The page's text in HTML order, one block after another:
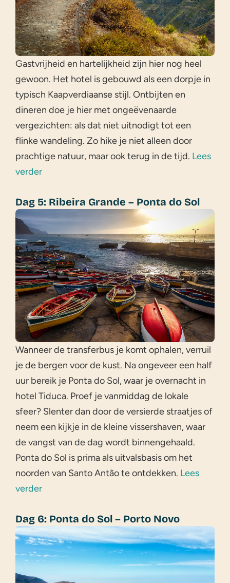
Gastvrijheid en hartelijkheid zijn hier nog heel
gewoon. Het hotel is gebouwd als een dorpje in
typisch Kaapverdiaanse stijl. Ontbijten en
dineren doe je hier met ongeëvenaarde
vergezichten: als dat niet uitnodigt tot een
flinke wandeling. Zo hike je niet alleen door
prachtige natuur, maar ook terug in de tijd. Lees
verder
Dag 5: Ribeira Grande – Ponta do Sol
Wanneer de transferbus je komt ophalen, verruil
je de bergen voor de kust. Na ongeveer een half
uur bereik je Ponta do Sol, waar je overnacht in
hotel Tiduca. Proef je vanmiddag de lokale
sfeer? Slenter dan door de versierde straatjes of
neem een kijkje in de kleine vissershaven, waar
de vangst van de dag wordt binnengehaald.
Ponta do Sol is prima als uitvalsbasis om het
noorden van Santo Antão te ontdekken. Lees
verder
Dag 6: Ponta do Sol – Porto Novo